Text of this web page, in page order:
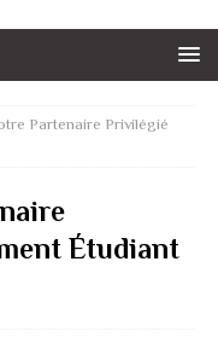
Partenaire Privilégié
Étudiant